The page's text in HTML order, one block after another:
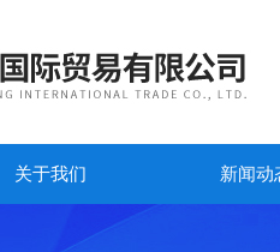
关于我们 新闻动